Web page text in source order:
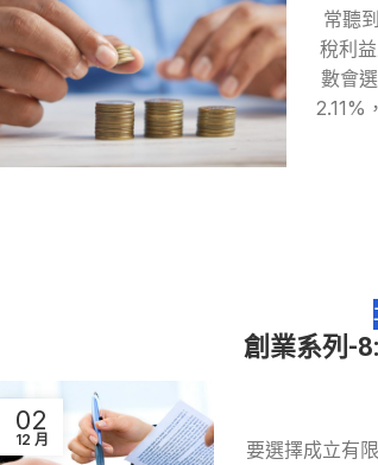
常聽
稅利
數會
2.11%
02
12 月
創業系列-
要選擇成立有